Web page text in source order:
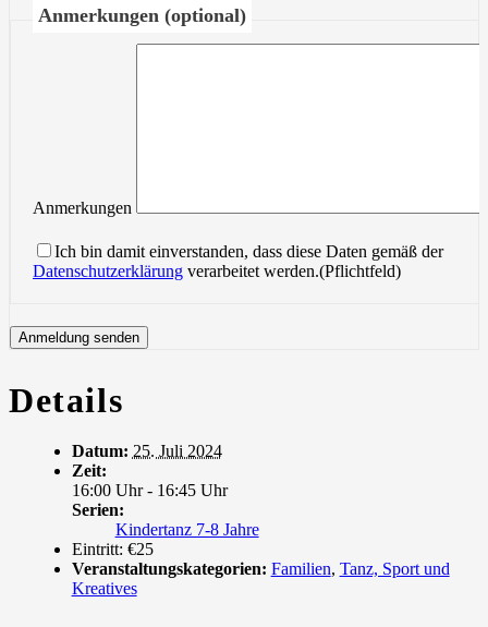
Anmerkungen (optional)
Anmerkungen
Ich bin damit einverstanden, dass diese Daten gemäß der
Datenschutzerklärung verarbeitet werden.(Pflichtfeld)
Details
Datum: 25. Juli 2024
Zeit:
16:00 Uhr - 16:45 Uhr
Serien:
Kindertanz 7-8 Jahre
Eintritt: €25
Veranstaltungskategorien: Familien, Tanz, Sport und
Kreatives